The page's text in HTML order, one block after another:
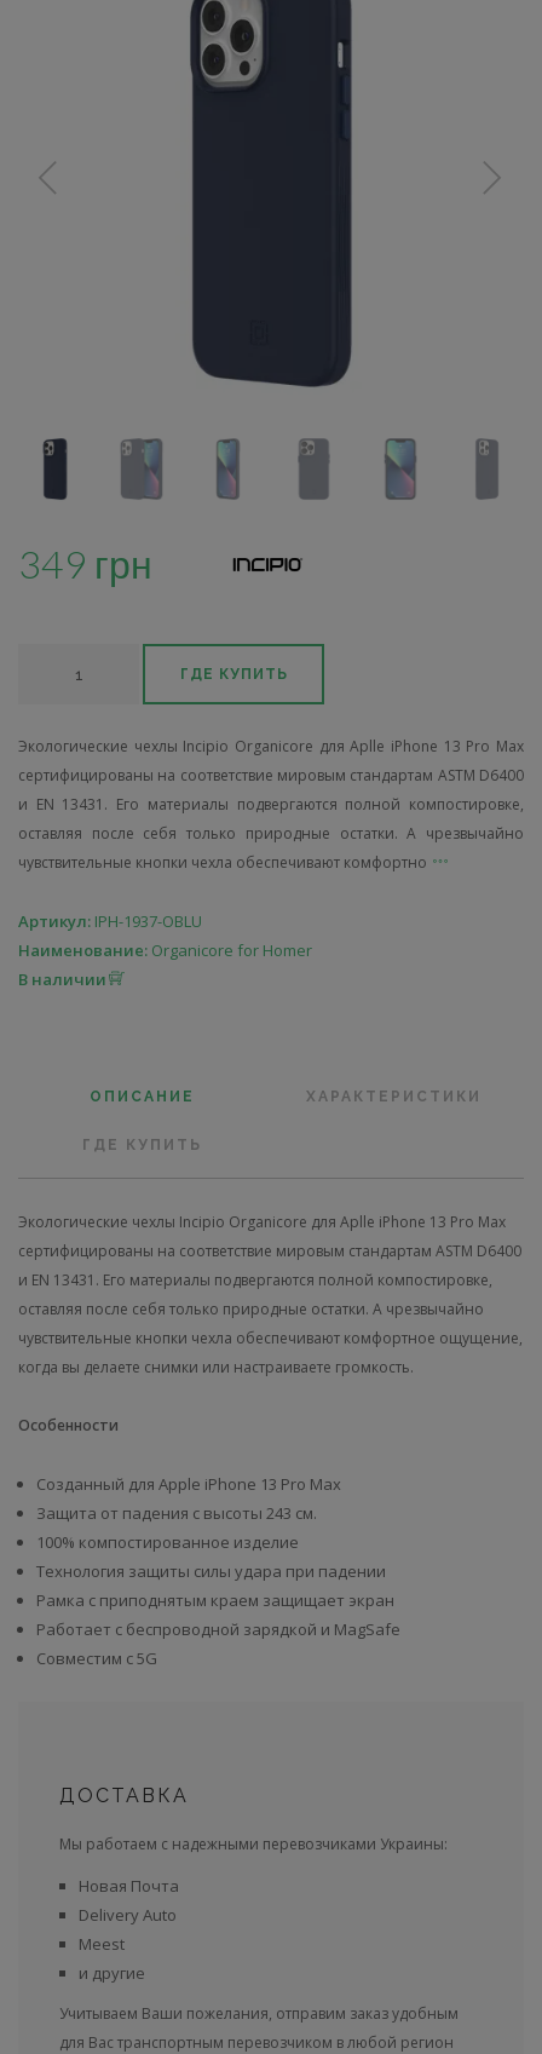
349 грн
ГДЕ КУПИТЬ
Экологические чехлы Incipio Organicore для Aplle iPhone 13 Pro Max
сертифицированы на соответствие мировым стандартам ASTM D6400
и EN 13431. Его материалы подвергаются полной компостировке,
оставляя после себя только природные остатки. А чрезвычайно
чувствительные кнопки чехла обеспечивают комфортно
Артикул: IPH-1937-OBLU
Наименование: Organicore for Homer
В наличии
ОПИСАНИЕ ХАРАКТЕРИСТИКИ
ГДЕ КУПИТЬ
Экологические чехлы Incipio Organicore для Aplle iPhone 13 Pro Max
сертифицированы на соответствие мировым стандартам ASTM D6400
и EN 13431. Его материалы подвергаются полной компостировке,
оставляя после себя только природные остатки. А чрезвычайно
чувствительные кнопки чехла обеспечивают комфортное ощущение,
когда вы делаете снимки или настраиваете громкость.
Особенности
Созданный для Apple iPhone 13 Pro Max
Защита от падения с высоты 243 см.
100% компостированное изделие
Технология защиты силы удара при падении
Рамка с приподнятым краем защищает экран
Работает с беспроводной зарядкой и MagSafe
Совместим с 5G
ДОСТАВКА
Мы работаем с надежными перевозчиками Украины:
Новая Почта
Delivery Auto
Meest
и другие
Учитываем Ваши пожелания, отправим заказ удобным
для Вас транспортным перевозчиком в любой регион